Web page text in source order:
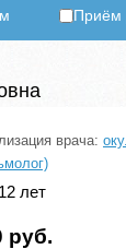
Приём
врача:
лет
руб.